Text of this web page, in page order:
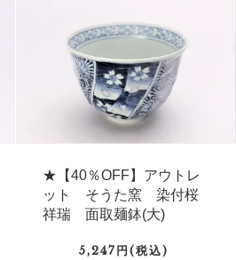
★【40％OFF】アウトレ
ット そうた窯 染付桜
祥瑞 面取麺鉢(大)
5,247円(税込)